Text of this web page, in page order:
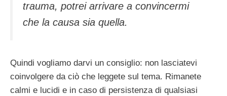
trauma, potrei arrivare a convincermi
che la causa sia quella.
Quindi vogliamo darvi un consiglio: non lasciatevi
coinvolgere da ciò che leggete sul tema. Rimanete
calmi e lucidi e in caso di persistenza di qualsiasi